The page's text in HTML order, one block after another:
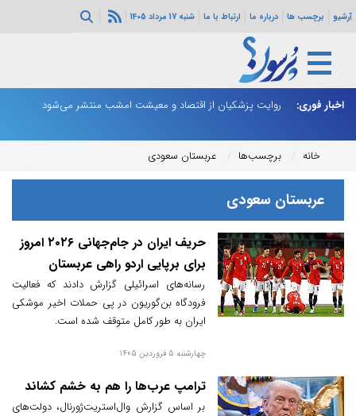
آرشیو برچسب ها درباره ما ارتباط با ما شنبه 17 مرداد 1405
اخبار فوری:
شد روایت پزشکیان از اقتصاد و معیشت امشب منتشر می‌شود
خانه برچسب‌ها عربستان سعودی
عربستان سعودی
حریف ایران در جام‌جهانی ۲۰۲۶ امروز
برای برپایی اردو راهی عربستان
می‌شود
رسانه‌های اسرائیلی گزارش دادند که فعالیت
فرودگاه بن‌گوریون در پی حملات اخیر موشکی
ایران به طور کامل متوقف شده است.
چهارشنبه 5 فروردین 1405
ترامپ عرب‌ها را هم به خشم کشاند
بر اساس گزارش وال‌استریت‌ژورنال، دولت‌های